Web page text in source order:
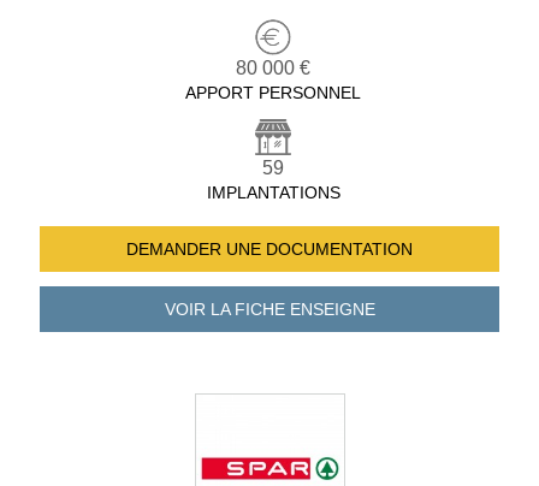
80 000 €
APPORT PERSONNEL
59
IMPLANTATIONS
DEMANDER UNE DOCUMENTATION
VOIR LA FICHEENSEIGNE